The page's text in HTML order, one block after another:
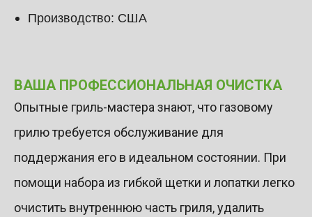
Производство: США
ВАША ПРОФЕССИОНАЛЬНАЯ ОЧИСТКА
Опытные гриль-мастера знают, что газовому
грилю требуется обслуживание для
поддержания его в идеальном состоянии. При
помощи набора из гибкой щетки и лопатки легко
очистить внутреннюю часть гриля, удалить